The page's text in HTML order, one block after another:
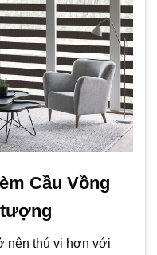
Cầu Vồng
tượng
nên thú vị hơn với